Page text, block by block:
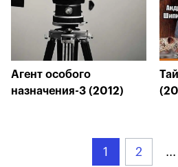
Агент особого
назначения-3 (2012)
1 2 ...